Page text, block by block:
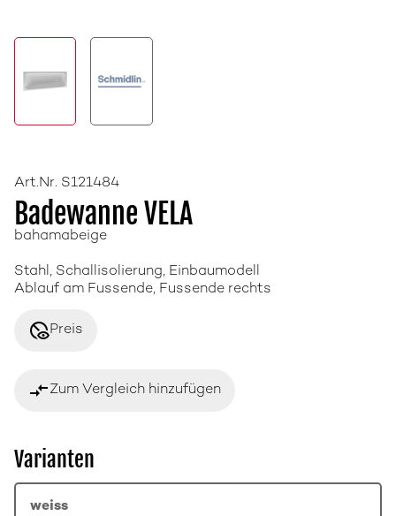
Art.Nr. S121484
Badewanne VELA
bahamabeige
Stahl, Schallisolierung, Einbaumodell
Ablauf am Fussende, Fussende rechts
disabled_visiblePreis
compare_arrowsZum Vergleich hinzufügen
Varianten
weiss